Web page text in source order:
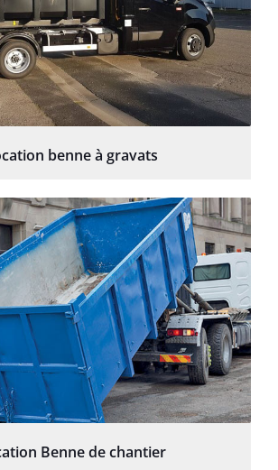
benne à gravats
Benne de chantier